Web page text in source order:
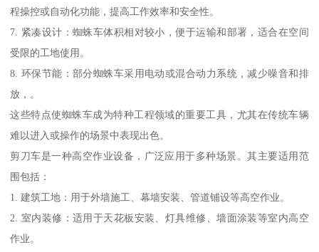
程操控或自动化功能，提高工作效率和安全性。
7. 紧凑设计：蜘蛛车体积相对较小，便于运输和部署，适合在空间
受限的工地使用。
8. 环保节能：部分蜘蛛车采用电动或混合动力系统，减少噪音和排
放，。
这些特点使蜘蛛车成为特种工程领域的重要工具，尤其在传统车辆
难以进入或操作的场景中表现出色。
剪刀车是一种高空作业设备，广泛应用于多种场景。其主要适用范
围包括：
1. 建筑工地：用于外墙施工、幕墙安装、管道铺设等高空作业。
2. 室内装修：适用于天花板安装、灯具维修、墙面涂装等室内高空
作业。